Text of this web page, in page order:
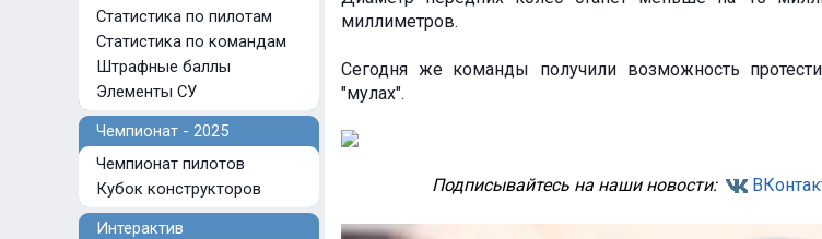
Статистика по пилотам
Статистика по командам
Штрафные баллы
Элементы СУ
Чемпионат - 2025
Чемпионат пилотов
Кубок конструкторов
Интерактив
миллиметров.
Сегодня же команды получили возможность
"мулах".
Подписывайтесь на наши новости: